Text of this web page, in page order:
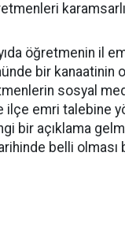
öğretmenin il
bir kanaatinin
sosyal
ilçe emri talebine
bir açıklama
belli olması